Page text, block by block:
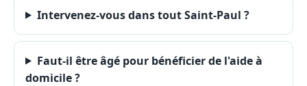
Intervenez-vous dans tout Saint-Paul ?
Faut-il être âgé pour bénéficier de l'aide à
domicile ?